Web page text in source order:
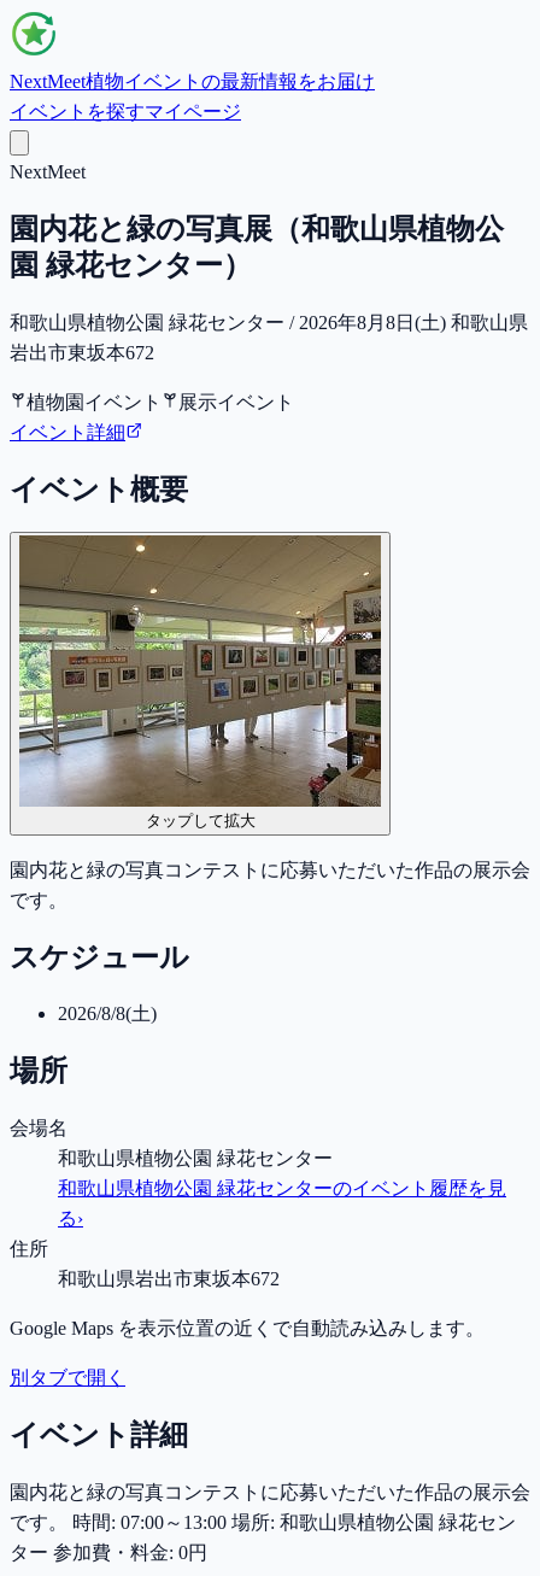
NextMeet植物イベントの最新情報をお届け
イベントを探すマイページ
NextMeet
園内花と緑の写真展（和歌山県植物公
園 緑花センター）
和歌山県植物公園 緑花センター / 2026年8月8日(土) 和歌山県
岩出市東坂本672
植物園イベント
展示イベント
イベント詳細
イベント概要
タップして拡大
園内花と緑の写真コンテストに応募いただいた作品の展示会
です。
スケジュール
2026/8/8(土)
場所
会場名
和歌山県植物公園 緑花センター
和歌山県植物公園 緑花センターのイベント履歴を見
る›
住所
和歌山県岩出市東坂本672
Google Maps を表示位置の近くで自動読み込みします。
別タブで開く
イベント詳細
園内花と緑の写真コンテストに応募いただいた作品の展示会
です。 時間: 07:00～13:00 場所: 和歌山県植物公園 緑花セン
ター 参加費・料金: 0円